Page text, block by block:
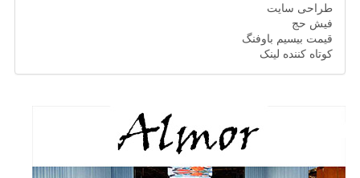
طراحی سایت
فیش حج
قیمت بیسیم باوفنگ
کوتاه کننده لینک